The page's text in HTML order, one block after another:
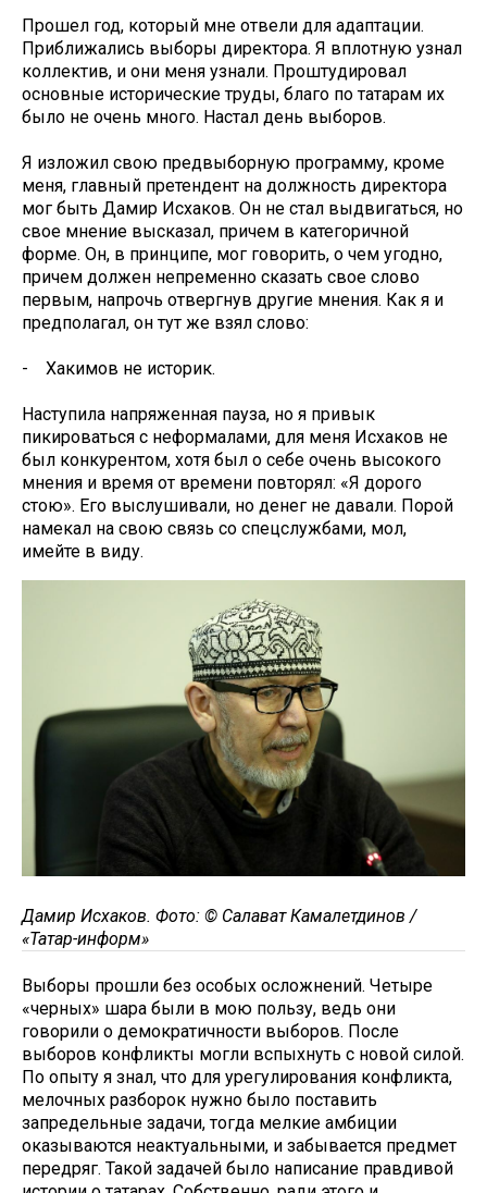
Прошел год, который мне отвели для адаптации.
Приближались выборы директора. Я вплотную узнал
коллектив, и они меня узнали. Проштудировал
основные исторические труды, благо по татарам их
было не очень много. Настал день выборов.
Я изложил свою предвыборную программу, кроме
меня, главный претендент на должность директора
мог быть Дамир Исхаков. Он не стал выдвигаться, но
свое мнение высказал, причем в категоричной
форме. Он, в принципе, мог говорить, о чем угодно,
причем должен непременно сказать свое слово
первым, напрочь отвергнув другие мнения. Как я и
предполагал, он тут же взял слово:
- Хакимов не историк.
Наступила напряженная пауза, но я привык
пикироваться с неформалами, для меня Исхаков не
был конкурентом, хотя был о себе очень высокого
мнения и время от времени повторял: «Я дорого
стою». Его выслушивали, но денег не давали. Порой
намекал на свою связь со спецслужбами, мол,
имейте в виду.
Дамир Исхаков. Фото: © Салават Камалетдинов /
«Татар-информ»
Выборы прошли без особых осложнений. Четыре
«черных» шара были в мою пользу, ведь они
говорили о демократичности выборов. После
выборов конфликты могли вспыхнуть с новой силой.
По опыту я знал, что для урегулирования конфликта,
мелочных разборок нужно было поставить
запредельные задачи, тогда мелкие амбиции
оказываются неактуальными, и забывается предмет
передряг. Такой задачей было написание правдивой